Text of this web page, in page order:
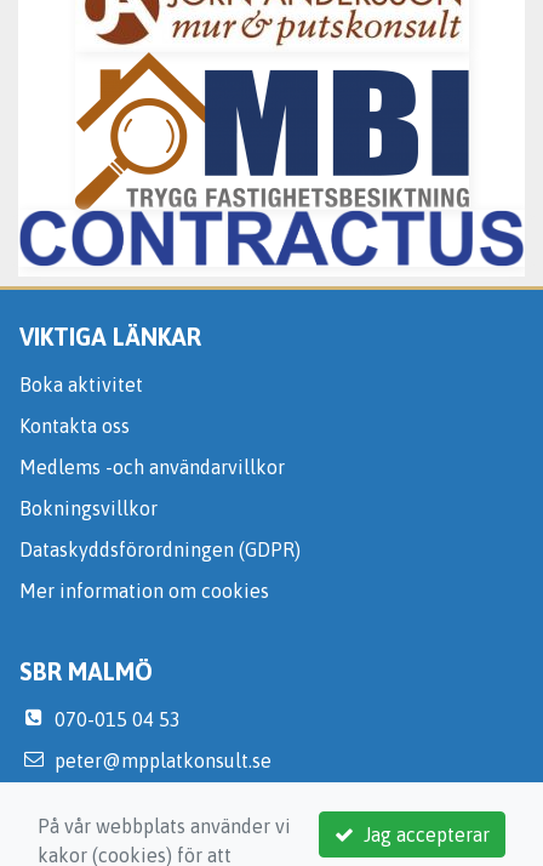
VIKTIGA LÄNKAR
Boka aktivitet
Kontakta oss
Medlems -och användarvillkor
Bokningsvillkor
Dataskyddsförordningen (GDPR)
Mer information om cookies
SBR MALMÖ
070-015 04 53
peter@mpplatkonsult.se
Jag accepterar
På vår webbplats använder vi
kakor (cookies) för att